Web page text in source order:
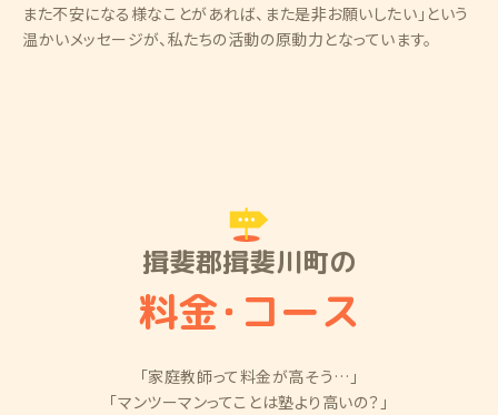
また不安になる様なことがあれば、また是非お願いしたい」という
温かいメッセージが、私たちの活動の原動力となっています。
揖斐郡揖斐川町の
料金・コース
「家庭教師って料金が高そう…」
「マンツーマンってことは塾より高いの？」